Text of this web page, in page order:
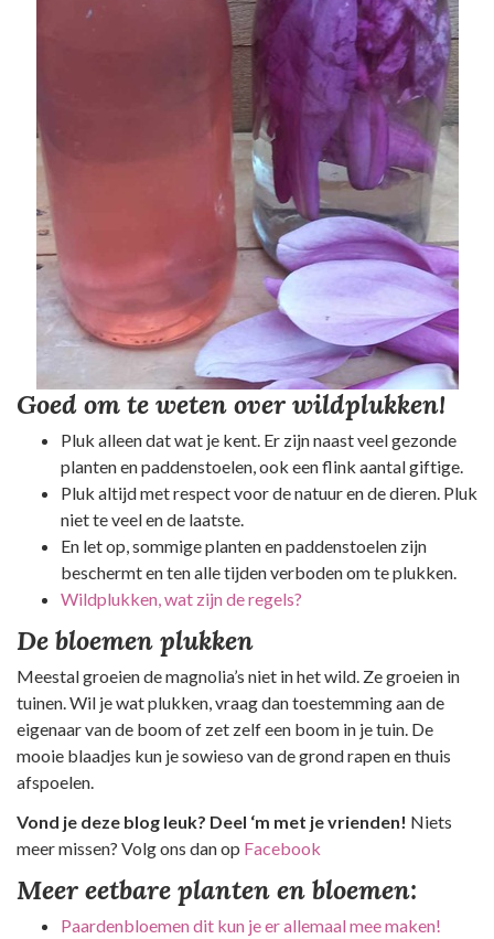
Goed om te weten over wildplukken!
Pluk alleen dat wat je kent. Er zijn naast veel gezonde
planten en paddenstoelen, ook een flink aantal giftige.
Pluk altijd met respect voor de natuur en de dieren. Pluk
niet te veel en de laatste.
En let op, sommige planten en paddenstoelen zijn
beschermt en ten alle tijden verboden om te plukken.
Wildplukken, wat zijn de regels?
De bloemen plukken
Meestal groeien de magnolia’s niet in het wild. Ze groeien in
tuinen. Wil je wat plukken, vraag dan toestemming aan de
eigenaar van de boom of zet zelf een boom in je tuin. De
mooie blaadjes kun je sowieso van de grond rapen en thuis
afspoelen.
Vond je deze blog leuk? Deel ‘m met je vrienden! Niets
meer missen? Volg ons dan op Facebook
Meer eetbare planten en bloemen:
Paardenbloemen dit kun je er allemaal mee maken!